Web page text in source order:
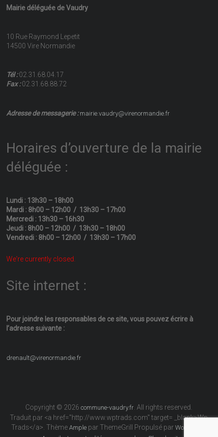
Mairie déléguée de Vaudry
10 Rue Raymond Lepetit
14500 Vire Normandie
Tél :02.31.68.04.17
Fax :02.31.68.88.72
Adresse de messagerie :mairie.vaudry@virenormandie.fr
Horaires d’ouverture de la mairie
déléguée :
Lundi : 13h30 – 18h00
Mardi : 8h00 – 12h00 / 13h30 – 17h00
Mercredi : 13h30 – 16h30
Jeudi : 8h00 – 12h00 / 13h30 – 18h00
Vendredi : 8h00 – 12h00 / 13h30 – 17h00
We're currently closed.
Site internet :
Pour joindre les responsables de ce site, vous pouvez écrire à
l’adresse suivante :
drenault@virenormandie.fr
Copyright © 2026commune-vaudry.fr . All rights reserved.
Traduit par <a href="http://www.wptrads.com" target= _blank>Wp
Trads</a>. ThèmeAmple par ThemeGrill Propulsé parWordPress